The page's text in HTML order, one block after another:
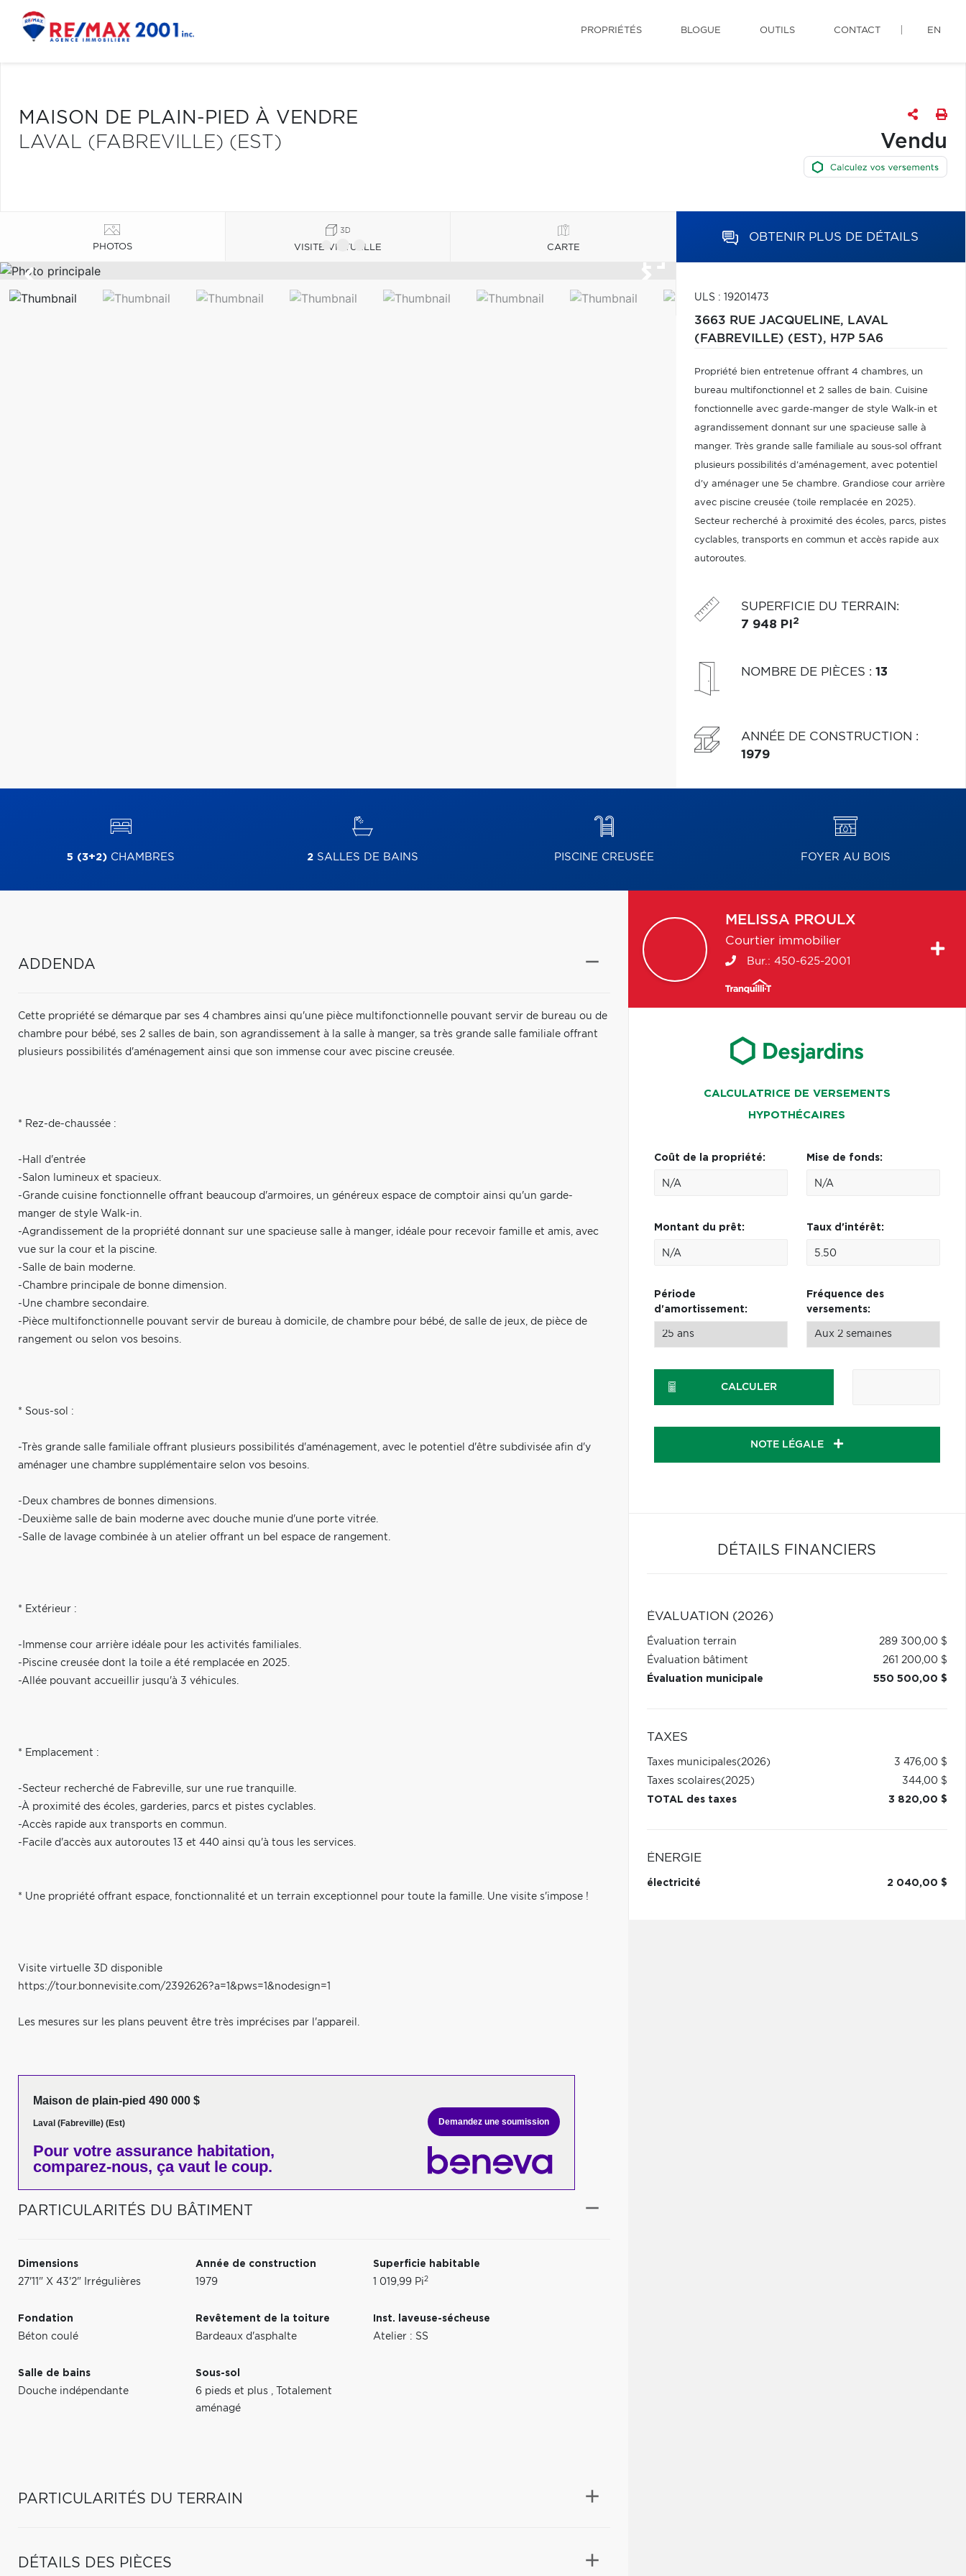
PROPRIÉTÉS BLOGUE OUTILS CONTACT EN
MAISON DE PLAIN-PIED À VENDRE
LAVAL (FABREVILLE) (EST)
Vendu
PHOTOS VISITE VIRTUELLE CARTE
OBTENIR PLUS DE DÉTAILS
ULS : 19201473
3663 RUE JACQUELINE, LAVAL
(FABREVILLE) (EST), H7P 5A6
Propriété bien entretenue offrant 4 chambres, un
bureau multifonctionnel et 2 salles de bain. Cuisine
fonctionnelle avec garde-manger de style Walk-in et
agrandissement donnant sur une spacieuse salle à
manger. Très grande salle familiale au sous-sol offrant
plusieurs possibilités d'aménagement, avec potentiel
d'y aménager une 5e chambre. Grandiose cour arrière
avec piscine creusée (toile remplacée en 2025).
Secteur recherché à proximité des écoles, parcs, pistes
cyclables, transports en commun et accès rapide aux
autoroutes.
SUPERFICIE DU TERRAIN:
7 948 PI 2
NOMBRE DE PIÈCES : 13
ANNÉE DE CONSTRUCTION :
1979
5 (3+2) CHAMBRES 2SALLES DE BAINS PISCINE CREUSÉE FOYER AU BOIS
ADDENDA
Cette propriété se démarque par ses 4 chambres ainsi qu'une pièce multifonctionnelle pouvant servir de bureau ou de
chambre pour bébé, ses 2 salles de bain, son agrandissement à la salle à manger, sa très grande salle familiale offrant
plusieurs possibilités d'aménagement ainsi que son immense cour avec piscine creusée.
* Rez-de-chaussée :
-Hall d'entrée
-Salon lumineux et spacieux.
-Grande cuisine fonctionnelle offrant beaucoup d'armoires, un généreux espace de comptoir ainsi qu'un garde-
manger de style Walk-in.
-Agrandissement de la propriété donnant sur une spacieuse salle à manger, idéale pour recevoir famille et amis, avec
vue sur la cour et la piscine.
-Salle de bain moderne.
-Chambre principale de bonne dimension.
-Une chambre secondaire.
-Pièce multifonctionnelle pouvant servir de bureau à domicile, de chambre pour bébé, de salle de jeux, de pièce de
rangement ou selon vos besoins.
* Sous-sol :
-Très grande salle familiale offrant plusieurs possibilités d'aménagement, avec le potentiel d'être subdivisée afin d'y
aménager une chambre supplémentaire selon vos besoins.
-Deux chambres de bonnes dimensions.
-Deuxième salle de bain moderne avec douche munie d'une porte vitrée.
-Salle de lavage combinée à un atelier offrant un bel espace de rangement.
* Extérieur :
-Immense cour arrière idéale pour les activités familiales.
-Piscine creusée dont la toile a été remplacée en 2025.
-Allée pouvant accueillir jusqu'à 3 véhicules.
* Emplacement :
-Secteur recherché de Fabreville, sur une rue tranquille.
-À proximité des écoles, garderies, parcs et pistes cyclables.
-Accès rapide aux transports en commun.
-Facile d'accès aux autoroutes 13 et 440 ainsi qu'à tous les services.
* Une propriété offrant espace, fonctionnalité et un terrain exceptionnel pour toute la famille. Une visite s'impose !
Visite virtuelle 3D disponible
https://tour.bonnevisite.com/2392626?a=1&pws=1&nodesign=1
Les mesures sur les plans peuvent être très imprécises par l'appareil.
Maison de plain-pied 490 000 $
Laval (Fabreville) (Est)
Pour votre assurance habitation,
comparez-nous, ça vaut le coup.
Demandez une soumission
PARTICULARITÉS DU BÂTIMENT
Dimensions
27'11" X 43'2" Irrégulières
Année de construction
1979
Superficie habitable
1 019,99 Pi2
Fondation
Béton coulé
Revêtement de la toiture
Bardeaux d'asphalte
Inst. laveuse-sécheuse
Atelier : SS
Salle de bains
Douche indépendante
Sous-sol
6 pieds et plus ,
Totalement
aménagé
PARTICULARITÉS DU TERRAIN
DÉTAILS DES PIÈCES
MELISSA PROULX
Courtier immobilier
Bur.: 450-625-2001
CALCULATRICE DE VERSEMENTS
HYPOTHÉCAIRES
Coût de la propriété: Mise de fonds:
Montant du prêt: Taux d'intérêt:
Période
d'amortissement:
Fréquence des
versements:
CALCULER
NOTE LÉGALE
DÉTAILS FINANCIERS
ÉVALUATION (2026)
Évaluation terrain
289 300,00 $
Évaluation bâtiment
261 200,00 $
Évaluation municipale
550 500,00 $
TAXES
Taxes municipales(2026)
3 476,00 $
Taxes scolaires(2025)
344,00 $
TOTAL des taxes
3 820,00 $
ÉNERGIE
électricité 2 040,00 $